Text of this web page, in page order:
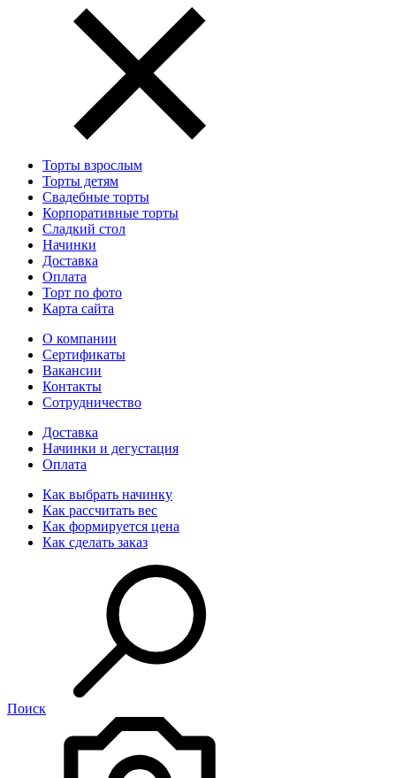
Торты взрослым
Торты детям
Свадебные торты
Корпоративные торты
Сладкий стол
Начинки
Доставка
Оплата
Торт по фото
Карта сайта
О компании
Сертификаты
Вакансии
Контакты
Сотрудничество
Доставка
Начинки и дегустация
Оплата
Как выбрать начинку
Как рассчитать вес
Как формируется цена
Как сделать заказ
Поиск